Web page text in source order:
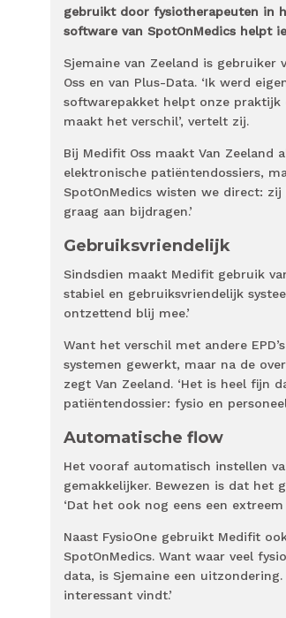
gebruikt door fysiotherapeuten in
software van SpotOnMedics helpt
Sjemaine van Zeeland is
Oss en van Plus-Data. ‘Ik werd
softwarepakket helpt onze praktijk
maakt het verschil’, vertelt zij.
Bij Medifit Oss maakt Van Zeeland
elektronische patiëntendossiers,
SpotOnMedics wisten we direct:
graag aan bijdragen.’
Gebruiksvriendelijk
Sindsdien maakt Medifit gebruik
stabiel en gebruiksvriendelijk
ontzettend blij mee.’
Want het verschil met andere
systemen gewerkt, maar na de
zegt Van Zeeland. ‘Het is heel fijn
patiëntendossier: fysio en
Automatische flow
Het vooraf automatisch instellen
gemakkelijker. Bewezen is dat
‘Dat het ook nog eens een
Naast FysioOne gebruikt Medifit
SpotOnMedics. Want waar veel
data, is Sjemaine een
interessant vindt.’